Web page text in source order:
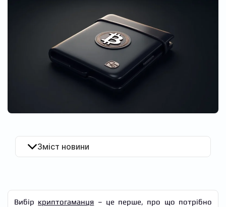
Прогноз цін
Зміст новини
Вибір криптогаманця – це перше, про що потрібно